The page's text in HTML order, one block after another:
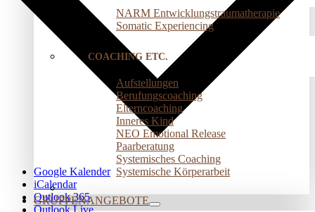
NARM Entwicklungstraumatherapie
Somatic Experiencing
COACHING ETC.
Aufstellungen
Berufungscoaching
Elterncoaching
Inneres Kind
NEO Emotional Release
Paarberatung
Systemisches Coaching
Systemische Körperarbeit
GRUPPENANGEBOTE
Google Kalender
iCalendar
Outlook 365